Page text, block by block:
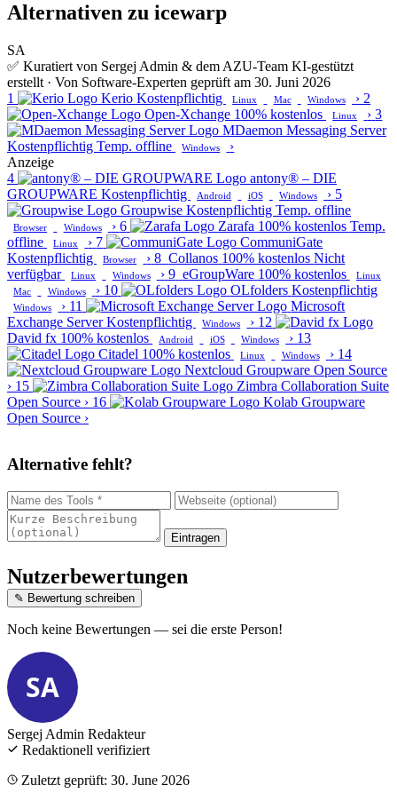
Alternativen zu icewarp
SA
✅ Kuratiert von Sergej Admin & dem AZU-Team KI-gestützt
erstellt · Von Software-Experten geprüft am 30. Juni 2026
1
Kerio Kostenpflichtig Linux Mac Windows › 2
Open-Xchange 100% kostenlos Linux › 3
MDaemon Messaging Server
Kostenpflichtig Temp. offline Windows
›
Anzeige
4
antony® – DIE
GROUPWARE Kostenpflichtig Android iOS Windows › 5
Groupwise Kostenpflichtig Temp. offline
Browser Windows › 6 Zarafa 100% kostenlos Temp.
offline
Linux › 7
CommuniGate
Kostenpflichtig
Browser › 8 Collanos 100% kostenlosNicht
verfügbar
Linux Windows › 9 eGroupWare 100% kostenlos
Linux
Mac
Windows › 10 OLfolders Kostenpflichtig
Windows › 11
Microsoft
Exchange Server Kostenpflichtig Windows › 12
David fx 100% kostenlos Android iOS Windows › 13
Citadel 100% kostenlos Linux Windows › 14
Nextcloud Groupware Open Source
› 15
Zimbra Collaboration Suite
Open Source › 16
Kolab Groupware
Open Source ›
Alternative fehlt?
Eintragen
Nutzerbewertungen
✎ Bewertung schreiben
Noch keine Bewertungen — sei die erste Person!
SA
Sergej Admin Redakteur
Redaktionell verifiziert
Zuletzt geprüft: 30. June 2026